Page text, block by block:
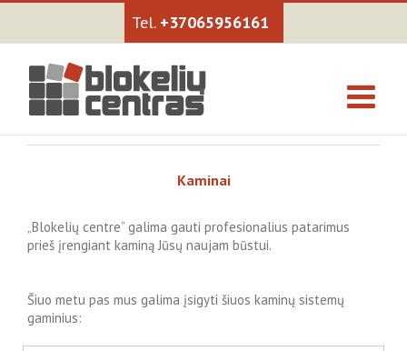
+37065956161
Kaminai
„Blokelių centre” galima gauti profesionalius patarimus
prieš įrengiant kaminą Jūsų naujam būstui.
Šiuo metu pas mus galima įsigyti šiuos kaminų sistemų
gaminius: